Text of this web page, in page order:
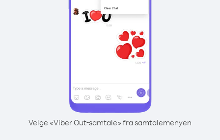
Velge «Viber Out-samtale» fra samtalemenyen